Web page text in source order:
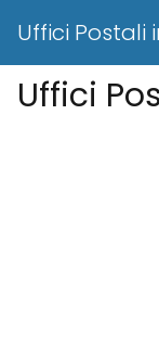
Uffici Postali
Uffici